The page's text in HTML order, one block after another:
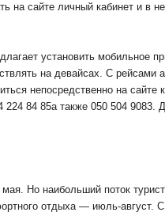
на сайте личный кабинет и в
установить мобильное
на девайсах. С рейсами
непосредственно на
84 85а также 050 504 9083.
Но наибольший поток
отдыха — июль-август.